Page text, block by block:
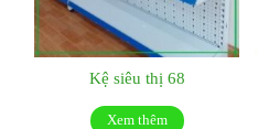
Kệ siêu thị 68
Xem thêm